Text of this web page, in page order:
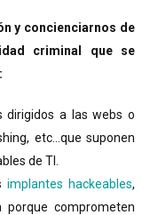
y concienciarnos de
criminal que se
dirigidos a las webs o
etc…que suponen
de TI.
implantes hackeables,
porque comprometen